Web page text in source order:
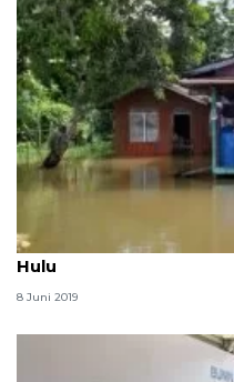
Banjir susulan rendam
Hulu
8 Juni 2019